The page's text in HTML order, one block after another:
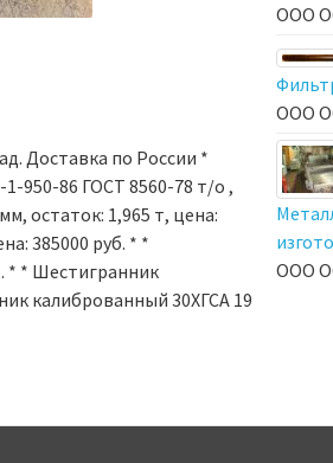
Доставка по России *
950-86 ГОСТ 8560-78 т/о ,
остаток: 1,965 т, цена:
385000 руб. * *
* * Шестигранник
калиброванный 30ХГСА 19
ООО
ООО
ООО